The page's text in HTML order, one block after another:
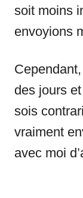
soit moins
envoyions
des jours
sois
vraiment
avec moi